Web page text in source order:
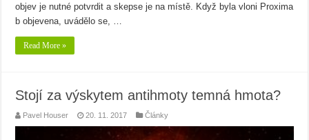
objev je nutné potvrdit a skepse je na místě. Když byla vloni Proxima
b objevena, uvádělo se, …
Read More »
Stojí za výskytem antihmoty temná hmota?
Pavel Houser 20. 11. 2017 Články